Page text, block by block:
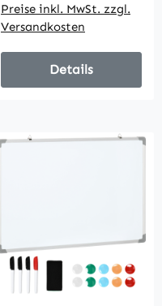
Wochenplaner mit 4
Stifte, Radierer,
Monatskalender für
Büro Schule Küche
Zuhause
Preise inkl. MwSt. zzgl.
Versandkosten
Details